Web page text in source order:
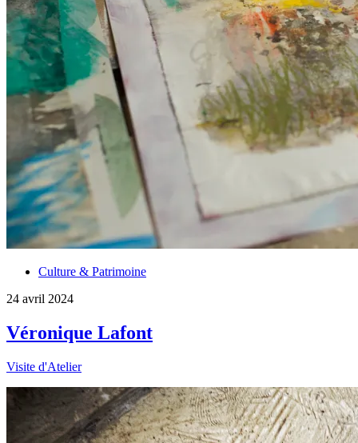
Culture & Patrimoine
24 avril 2024
Véronique Lafont
Visite d'Atelier